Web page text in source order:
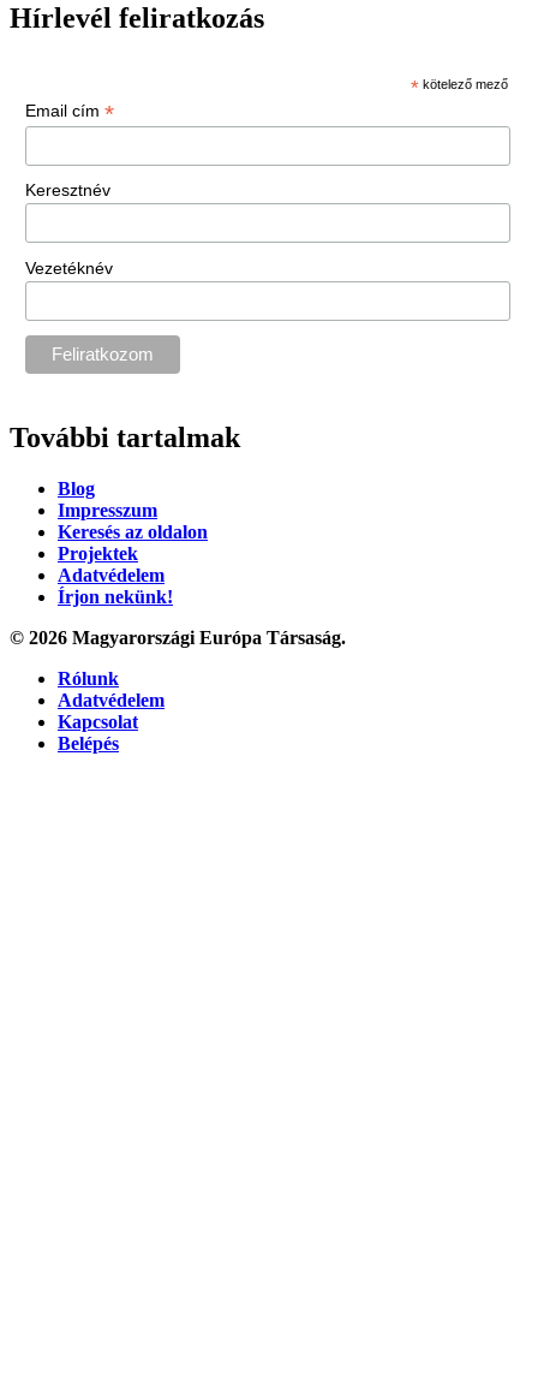
Hírlevél feliratkozás
* kötelező mező
Email cím *
Keresztnév
Vezetéknév
További tartalmak
Blog
Impresszum
Keresés az oldalon
Projektek
Adatvédelem
Írjon nekünk!
© 2026 Magyarországi Európa Társaság.
Rólunk
Adatvédelem
Kapcsolat
Belépés